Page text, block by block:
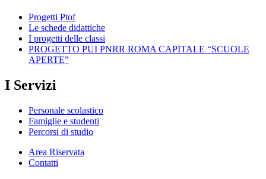
Progetti Ptof
Le schede didattiche
I progetti delle classi
PROGETTO PUI PNRR ROMA CAPITALE “SCUOLE
APERTE”
I Servizi
Personale scolastico
Famiglie e studenti
Percorsi di studio
Area Riservata
Contatti